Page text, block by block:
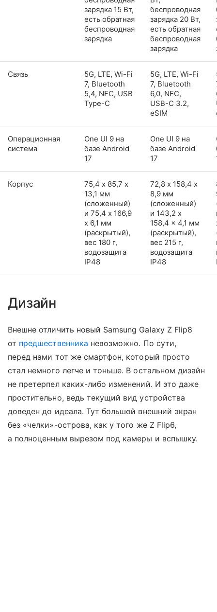
зарядка 15 Вт,
есть обратная
беспроводная
зарядка
беспроводная
зарядка 20 Вт,
есть обратная
беспроводная
зарядка
Связь
5G, LTE, Wi-Fi
7, Bluetooth
5,4, NFC, USB
Type-C
5G, LTE, Wi-Fi
7, Bluetooth
6,0, NFC,
USB-C 3.2,
eSIM
Операционная
система
One UI 9 на
базе Android
17
One UI 9 на
базе Android
17
Корпус
75,4 х 85,7 х
13,1 мм
(сложенный)
и 75,4 x 166,9
x 6,1 мм
(раскрытый),
вес 180 г,
водозащита
IP48
72,8 х 158,4 х
8,9 мм
(сложенный)
и 143,2 x
158,4 x 4,1 мм
(раскрытый),
вес 215 г,
водозащита
IP48
Дизайн
Внешне отличить новый Samsung Galaxy Z Flip8
от предшественника невозможно. По сути,
перед нами тот же смартфон, который просто
стал немного легче и тоньше. В остальном дизайн
не претерпел каких-либо изменений. И это даже
простительно, ведь текущий вид устройства
доведен до идеала. Тут большой внешний экран
без «челки»-острова, как у того же Z Flip6,
а полноценным вырезом под камеры и вспышку.